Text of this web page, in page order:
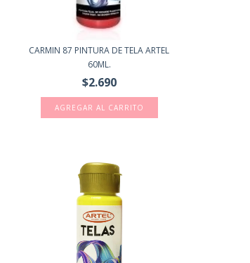
CARMIN 87 PINTURA DE TELA ARTEL
60ML.
$2.690